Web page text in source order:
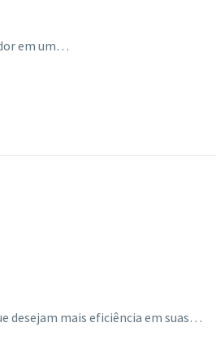
em um…
desejam mais eficiência em suas…